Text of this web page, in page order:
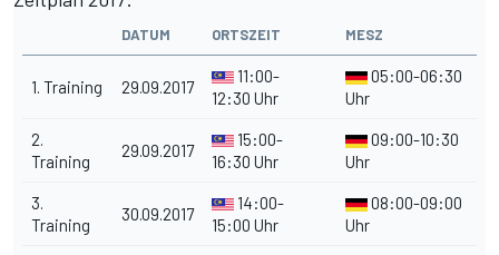
DATUM ORTSZEIT MESZ
1. Training 29.09.2017
11:00-
12:30 Uhr
05:00-06:30
Uhr
2.
Training
29.09.2017
15:00-
16:30 Uhr
09:00-10:30
Uhr
3.
Training
30.09.2017
14:00-
15:00 Uhr
08:00-09:00
Uhr